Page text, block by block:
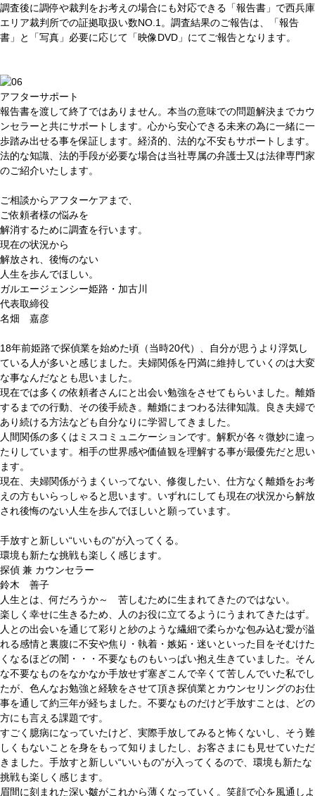
調査後に調停や裁判をお考え の場合にも対応できる「報告書」で西兵庫
エリア裁判所での証拠取扱い数NO.1。調査結果のご報告は、「報告
書」と「写真」必要に応じて「映像DVD」にてご報告となります。
アフターサポート
報告書を渡して終了ではありません。 本当の意味での問題解決までカウ
ンセラーと共にサポートします。心から安心できる未来の為に一緒に一
歩踏み出せる事を保証します。 経済的、法的な不安もサポート します。
法的な知識、法的手段が必要な場合は当社専属の弁護士又は法律専門家
のご紹介いたします。
ご相談からアフターケアまで、
ご依頼者様の悩みを
解消するために調査を行います。
現在の状況から
解放され、後悔のない
人生を歩んでほしい。
ガルエージェンシー姫路・加古川
代表取締役
名畑 嘉彦
18年前姫路で探偵業を始めた頃（当時20代）、自分が思うより浮気し
ている人が多いと感じました。夫婦関係を円満に維持していくのは大変
な事なんだなとも思いました。
現在では多くの依頼者さんにと出会い勉強をさせてもらいました。離婚
するまでの行動、その後手続き。離婚にまつわる法律知識。良き夫婦で
あり続ける方法なども自分なりに学習してきました。
人間関係の多くはミスコミュニケーションです。解釈が各々微妙に違っ
たりしています。相手の世界感や価値観を理解する事が最優先だと思い
ます。
現在、夫婦関係がうまくいってない、修復したい、仕方なく離婚をお考
えの方もいらっしゃると思います。いずれにしても現在の状況から解放
され後悔のない人生を歩んでほしいと願っています。
手放すと新しい“いいもの”が入ってくる。
環境も新たな挑戦も楽しく感じます。
探偵 兼 カウンセラー
鈴木 善子
人生とは、何だろうか～ 苦しむために生まれてきたのではない。
楽しく幸せに生きるため、人のお役に立てるようにうまれてきたはず。
人との出会いを通じて彩りと紗のような繊細で柔らかな包み込む愛が溢
れる感情と裏腹に不安や焦り・執着・嫉妬・迷いといった目をそむけた
くなるほどの闇・・・不要なものもいっぱい抱え生きていました。そん
な不要なものをなかなか手放せず塞ぎこんで辛くて苦しんでいた私でし
たが、色んなお勉強と経験をさせて頂き探偵業とカウンセリングのお仕
事を通して約三年が経ちました。不要なものだけど手放すことは、どの
方にも言える課題です。
すごく臆病になっていたけど、実際手放してみると怖くないし、そう難
しくもないことを身をもって知りましたし、お客さまにも見せていただ
きました。手放すと新しい“いいもの”が入ってくるので、環境も新たな
挑戦も楽しく感じます。
眉間に刻まれた深い皺がこれから薄くなっていく。笑顔で心を風通しよ